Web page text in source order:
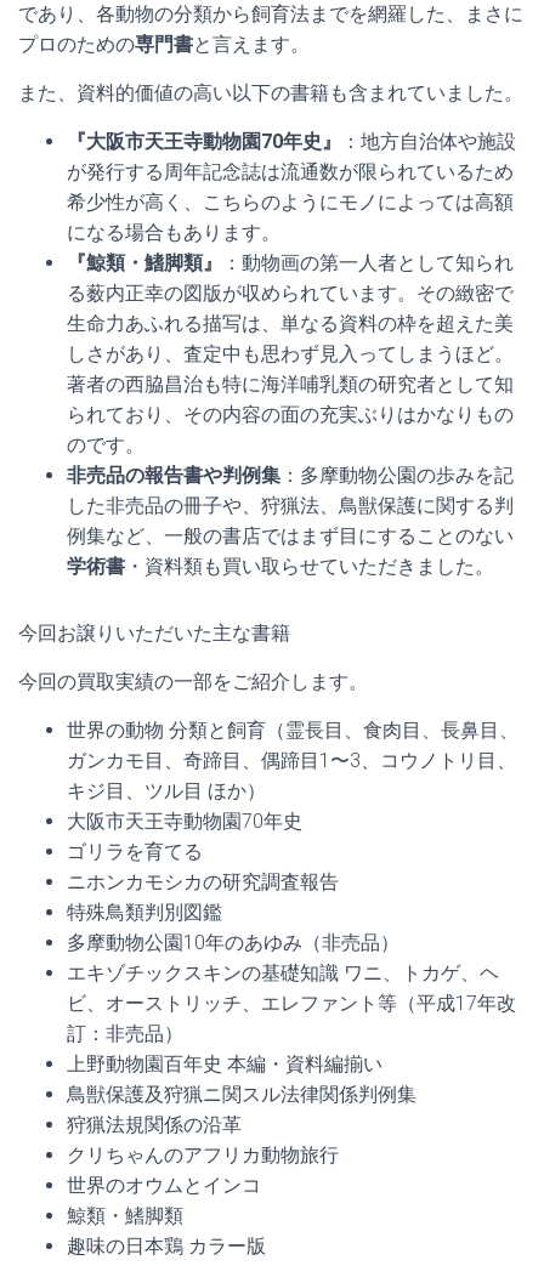
であり、各動物の分類から飼育法までを網羅した、まさに
プロのための専門書と言えます。
また、資料的価値の高い以下の書籍も含まれていました。
『大阪市天王寺動物園70年史』
：地方自治体や施設
が発行する周年記念誌は流通数が限られているため
希少性が高く、こちらのようにモノによっては高額
になる場合もあります。
『鯨類・鰭脚類』
：動物画の第一人者として知られ
る薮内正幸の図版が収められています。その緻密で
生命力あふれる描写は、単なる資料の枠を超えた美
しさがあり、査定中も思わず見入ってしまうほど。
著者の西脇昌治も特に海洋哺乳類の研究者として知
られており、その内容の面の充実ぶりはかなりもの
のです。
非売品の報告書や判例集 ：多摩動物公園の歩みを記
した非売品の冊子や、狩猟法、鳥獣保護に関する判
例集など、一般の書店ではまず目にすることのない
学術書 ・資料類も買い取らせていただきました。
今回お譲りいただいた主な書籍
今回の買取実績の一部をご紹介します。
世界の動物 分類と飼育（霊長目、食肉目、長鼻目、
ガンカモ目、奇蹄目、偶蹄目1〜3、コウノトリ目、
キジ目、ツル目 ほか）
大阪市天王寺動物園70年史
ゴリラを育てる
ニホンカモシカの研究調査報告
特殊鳥類判別図鑑
多摩動物公園10年のあゆみ（非売品）
エキゾチックスキンの基礎知識 ワニ、トカゲ、ヘ
ビ、オーストリッチ、エレファント等（平成17年改
訂：非売品）
上野動物園百年史 本編・資料編揃い
鳥獣保護及狩猟ニ関スル法律関係判例集
狩猟法規関係の沿革
クリちゃんのアフリカ動物旅行
世界のオウムとインコ
鯨類・鰭脚類
趣味の日本鶏 カラー版